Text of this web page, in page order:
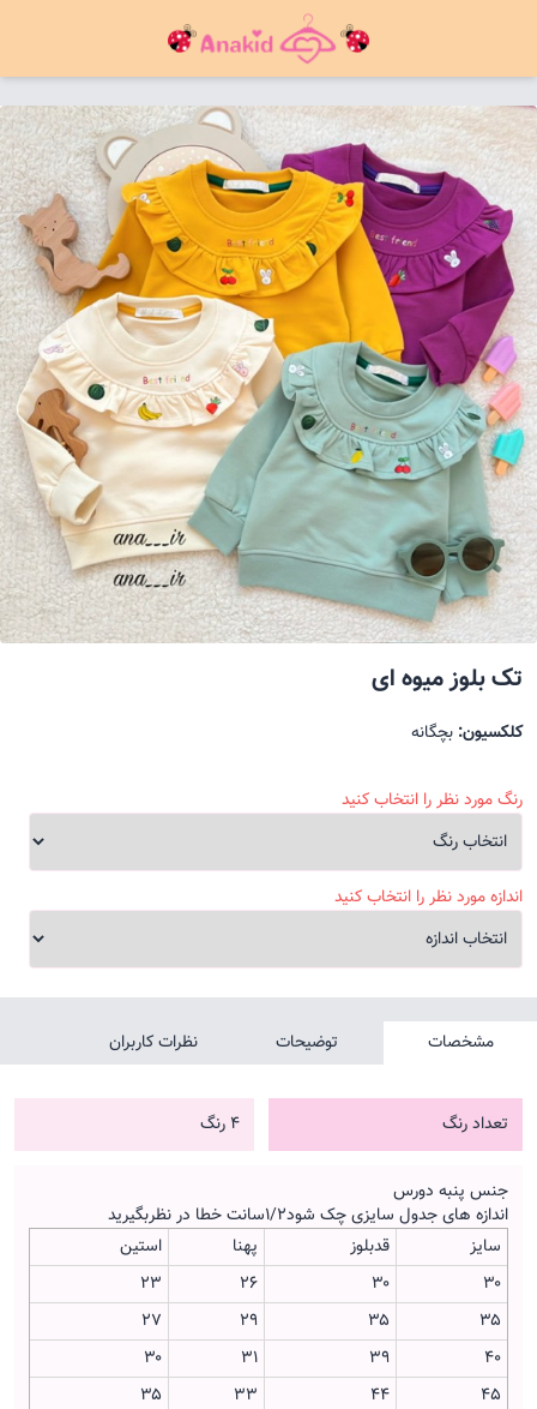
تک بلوز میوه ای
کلکسیون: بچگانه
رنگ مورد نظر را انتخاب کنید
اندازه مورد نظر را انتخاب کنید
مشخصات توضیحات نظرات کاربران
تعداد رنگ 4 رنگ
جنس پنبه دورس
اندازه های جدول سایزی چک شود۱/۲سانت خطا در نظربگیرید
سایز
قدبلوز پهنا
استین
۳۰
۳۰ 26
۲۳
۳۵
۳۵ 29
۲۷
۴۰
۳۹ 31
۳۰
۴۵
44
33 ۳۵